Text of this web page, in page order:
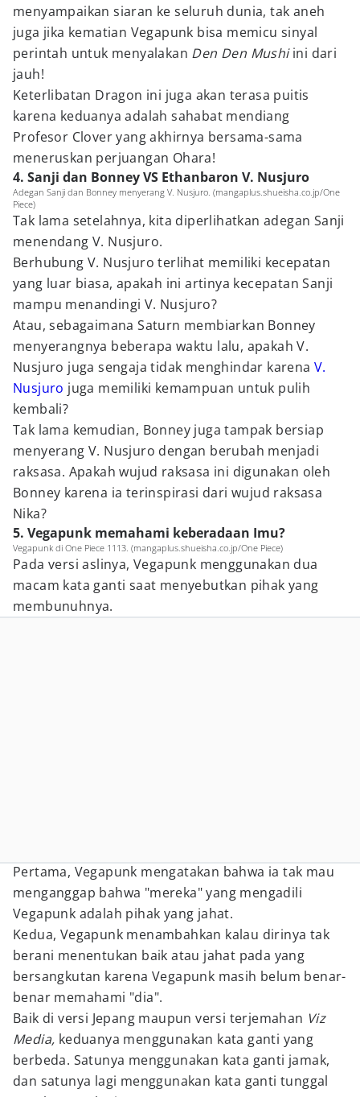
menyampaikan siaran ke seluruh dunia, tak aneh
juga jika kematian Vegapunk bisa memicu sinyal
perintah untuk menyalakan Den Den Mushiini dari
jauh!
Keterlibatan Dragon ini juga akan terasa puitis
karena keduanya adalah sahabat mendiang
Profesor Clover yang akhirnya bersama-sama
meneruskan perjuangan Ohara!
4. Sanji dan Bonney VS Ethanbaron V. Nusjuro
Adegan Sanji dan Bonney menyerang V. Nusjuro. (mangaplus.shueisha.co.jp/One
Piece)
Tak lama setelahnya, kita diperlihatkan adegan Sanji
menendang V. Nusjuro.
Berhubung V. Nusjuro terlihat memiliki kecepatan
yang luar biasa, apakah ini artinya kecepatan Sanji
mampu menandingi V. Nusjuro?
Atau, sebagaimana Saturn membiarkan Bonney
menyerangnya beberapa waktu lalu, apakah V.
Nusjuro juga sengaja tidak menghindar karena V.
Nusjuro juga memiliki kemampuan untuk pulih
kembali?
Tak lama kemudian, Bonney juga tampak bersiap
menyerang V. Nusjuro dengan berubah menjadi
raksasa. Apakah wujud raksasa ini digunakan oleh
Bonney karena ia terinspirasi dari wujud raksasa
Nika?
5. Vegapunk memahami keberadaan Imu?
Vegapunk di One Piece 1113. (mangaplus.shueisha.co.jp/One Piece)
Pada versi aslinya, Vegapunk menggunakan dua
macam kata ganti saat menyebutkan pihak yang
membunuhnya.
Pertama, Vegapunk mengatakan bahwa ia tak mau
menganggap bahwa "mereka" yang mengadili
Vegapunk adalah pihak yang jahat.
Kedua, Vegapunk menambahkan kalau dirinya tak
berani menentukan baik atau jahat pada yang
bersangkutan karena Vegapunk masih belum benar-
benar memahami "dia".
Baik di versi Jepang maupun versi terjemahan Viz
Media, keduanya menggunakan kata ganti yang
berbeda. Satunya menggunakan kata ganti jamak,
dan satunya lagi menggunakan kata ganti tunggal